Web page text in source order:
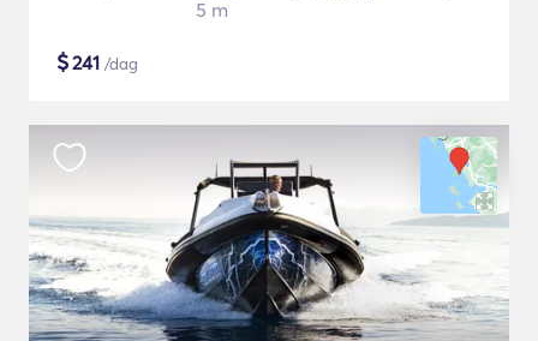
5 m
$241 /dag